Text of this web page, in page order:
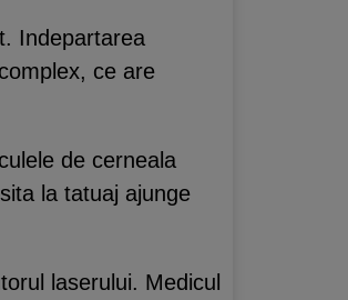
Indepartarea
ce are
de cerneala
la tatuaj ajunge
laserului. Medicul